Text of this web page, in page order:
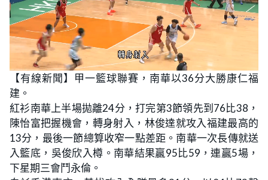
U
n
m
u
o
a
d
:
5
7
.
4
5
%
【有線新聞】甲一籃球聯賽，南華以36分大勝康仁福
建。
紅衫南華上半場拋離24分，打完第3節領先到76比38，
陳怡富把握機會，轉身射入，林俊達就攻入福建最高的
13分，最後一節總算收窄一點差距。南華一次長傳就送
入籃底，吳俊欣入樽。南華結果贏95比59，連贏5場，
下星期三會鬥永倫。